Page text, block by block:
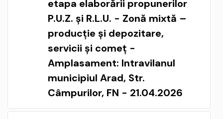
etapa elaborării propunerilor
P.U.Z. și R.L.U. - Zonă mixtă –
producție și depozitare,
servicii și comeț -
Amplasament: Intravilanul
municipiul Arad, Str.
Câmpurilor, FN - 21.04.2026